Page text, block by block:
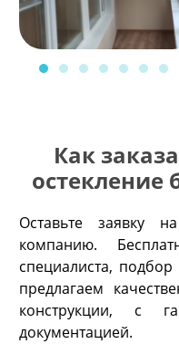
Как
остекление
Оставьте заявку
компанию.
специалиста,
предлагаем
конструкции, с
документацией.